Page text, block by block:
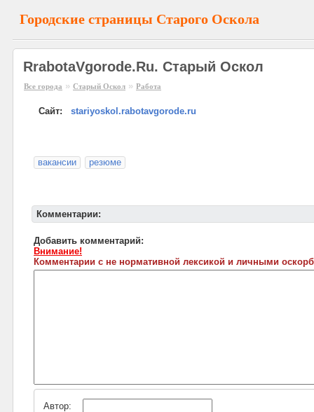
Городские страницы Старого Оскола
RrabotaVgorode.Ru. Старый Оскол
Все города » Старый Оскол » Работа
Сайт: stariyoskol.rabotavgorode.ru
вакансии резюме
Комментарии:
Добавить комментарий:
Внимание!
Комментарии с не нормативной лексикой и личными
Автор: